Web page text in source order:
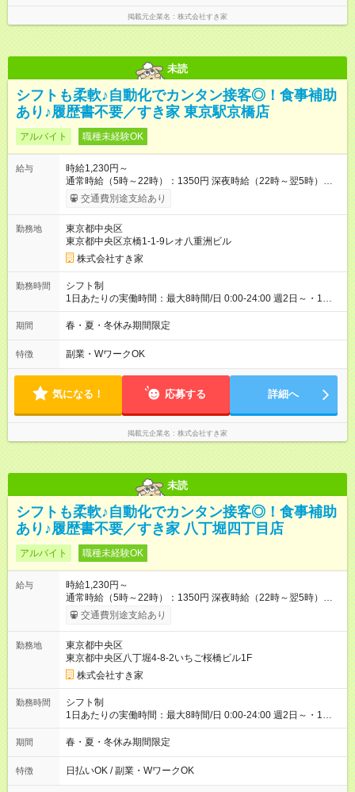
掲載元企業名 株式会社すき家
未読
シフトも柔軟♪自動化でカンタン接客◎！食事補助
あり♪履歴書不要／すき家 東京駅京橋店
アルバイト 職種未経験OK
給与
時給1,230円～
通常時給（5時～22時）：1350円 深夜時給（22時～翌5時）：
1688円 高校生時給：1230円 【特別手当】早朝手当（5：00-9：
00）時給+150円 【試用期間】試用期間あり 試用期間の長さ：1
30日（※条件変更なし）ですが、切り上げで一ヶ月とさせてい
ただきます。 研修制度あり：15時間(研修中も同時給）
交通費別途支給あり
勤務地
東京都中央区
東京都中央区京橋1-1-9レオ八重洲ビル
株式会社すき家
勤務時間
シフト制
1日あたりの実働時間：最大8時間/日 0:00-24:00 週2日～・1日
2h～OK ＜シフト例＞ 〇朝帯 5:00-9:00 〇昼帯 9:00-14:00 〇午
後帯 14:00-18:00 〇夜帯 18:00-22:00 〇深夜帯 22:00-翌5:00 基
ます♪
期間 春・夏・冬休み期間限定
特徴 副業・WワークOK
気になる！ 応募する 詳細へ
掲載元企業名 株式会社すき家
未読
シフトも柔軟♪自動化でカンタン接客◎！食事補助
あり♪履歴書不要／すき家 八丁堀四丁目店
アルバイト 職種未経験OK
給与
時給1,230円～
通常時給（5時～22時）：1350円 深夜時給（22時～翌5時）：
1688円 高校生時給：1230円 【特別手当】早朝手当（5：00-9：
00）時給+150円 【試用期間】試用期間あり 試用期間の長さ：1
30日（※条件変更なし）ですが、切り上げで一ヶ月とさせてい
ただきます。 研修制度あり：15時間(研修中も同時給）
交通費別途支給あり
勤務地
東京都中央区
東京都中央区八丁堀4-8-2いちご桜橋ビル1F
株式会社すき家
勤務時間
シフト制
1日あたりの実働時間：最大8時間/日 0:00-24:00 週2日～・1日
2h～OK ＜シフト例＞ 〇朝帯 5:00-9:00 〇昼帯 9:00-14:00 〇午
後帯 14:00-18:00 〇夜帯 18:00-22:00 〇深夜帯 22:00-翌5:00 基
ます♪
期間 春・夏・冬休み期間限定
特徴 日払いOK / 副業・WワークOK